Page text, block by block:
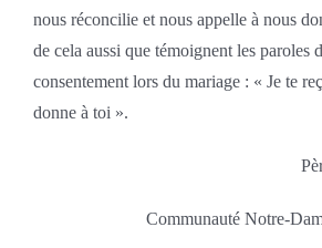
nous réconcilie et nous appelle à nous
de cela aussi que témoignent les paroles
consentement lors du mariage : « Je te
donne à toi ».
Communauté Notre-